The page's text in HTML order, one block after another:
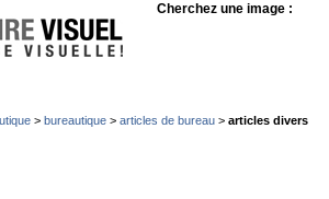
Cherchez une image :
> bureautique > articles de bureau > articles divers